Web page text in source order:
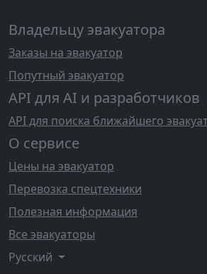
Владельцу эвакуатора
Заказы на эвакуатор
Попутный эвакуатор
API для AI и разработчиков
API для поиска ближайшего
О сервисе
Цены на эвакуатор
Перевозка спецтехники
Полезная информация
Все эвакуаторы
Русский